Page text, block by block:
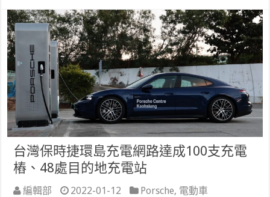
台灣保時捷環島充電網路達成100支充電
樁、48處目的地充電站
編輯部 2022-01-12 Porsche, 電動車